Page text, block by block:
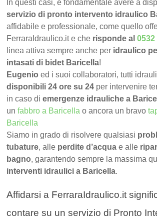
In questi casi, è fondamentale avere a
servizio di pronto intervento idraulico
affidabile e professionale, come quello
FerraraIdraulico.it e che risponde al0532
linea attiva sempre anche per idraulico
intasati di bidet Baricella!
Eugenio ed i suoi collaboratori, tutti
disponibili 24 ore su 24 per intervenire
in caso diemergenze idrauliche a
unfabbro a Baricella o ancora un bravo
Baricella
Siamo in grado di risolvere qualsiasi
tubature, alle perdite d’acqua e alle
bagno, garantendo sempre la massima
interventi idraulici a Baricella.
Affidarsi a FerraraIdraulico.it
contare su un servizio di Pronto